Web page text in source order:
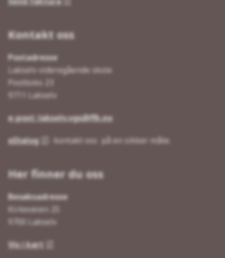
Kontakt oss
Postadresse
Lakselv videregående skole
Postboks 23
9711 Lakselv
e-post: lakselv.vgs@ffk.no
eDialog - kontakt oss på en sikker måte.
Her finner du oss
Besøksadresse
Kirkeveien 25
9700 Lakselv
Vis i kart